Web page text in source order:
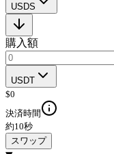
USDS
購入額
USDT
$0
決済時間
約10秒
スワップ